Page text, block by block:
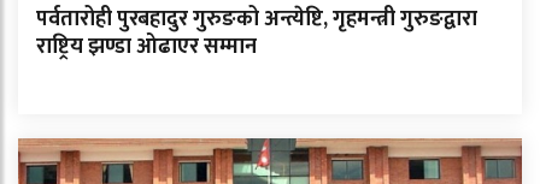
पर्वतारोही पुरबहादुर गुरुङको अन्त्येष्टि, गृहमन्त्री गुरुङद्वारा
राष्ट्रिय झण्डा ओढाएर सम्मान